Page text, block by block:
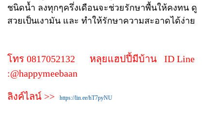
ชนิดน้ำ ลงทุกๆครึ่งเดือนจะช่วยรักษาพื้นให้คงทน ดู
สวยเป็นเงามัน และ ทำให้รักษาความสะอาดได้ง่าย
โทร 0817052132 หลุยแฮปปี้มีบ้าน ID Line
:@happymeebaan
ลิงค์ไลน์ >> https://lin.ee/hT7pyNU